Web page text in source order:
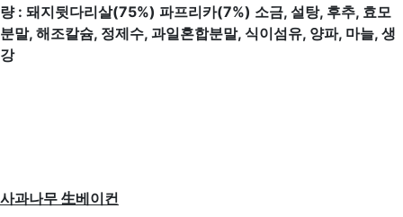
량 : 돼지뒷다리살(75%) 파프리카(7%) 소금, 설탕, 후추, 효모
분말, 해조칼슘, 정제수, 과일혼합분말, 식이섬유, 양파, 마늘, 생
강
사과나무 生베이컨